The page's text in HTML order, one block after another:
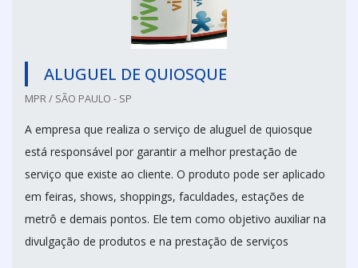
ALUGUEL DE QUIOSQUE
MPR / SÃO PAULO - SP
A empresa que realiza o serviço de aluguel de quiosque
está responsável por garantir a melhor prestação de
serviço que existe ao cliente. O produto pode ser aplicado
em feiras, shows, shoppings, faculdades, estações de
metrô e demais pontos. Ele tem como objetivo auxiliar na
divulgação de produtos e na prestação de serviços